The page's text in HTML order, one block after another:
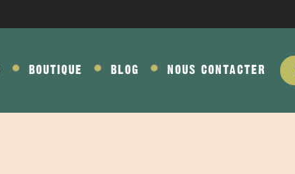
BOUTIQUE BLOG NOUS CONTACTER